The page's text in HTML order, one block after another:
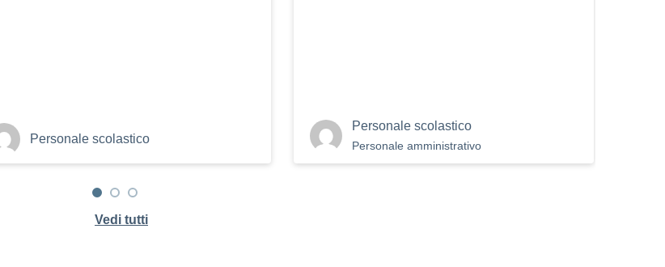
Personale scolastico
Personale scolastico
Personale amministrativo
Vedi tutti